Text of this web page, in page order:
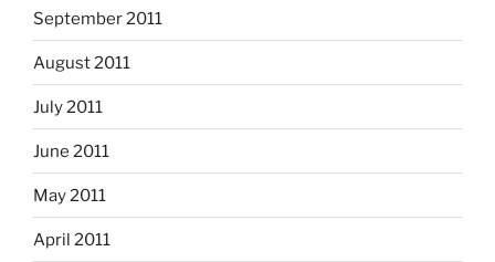
September 2011
August 2011
July 2011
June 2011
May 2011
April 2011